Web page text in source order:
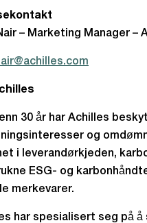
– Marketing Manager –
enn 30 år har Achilles
og
i leverandørkjeden,
ESG- og
merkevarer.
har spesialisert seg på